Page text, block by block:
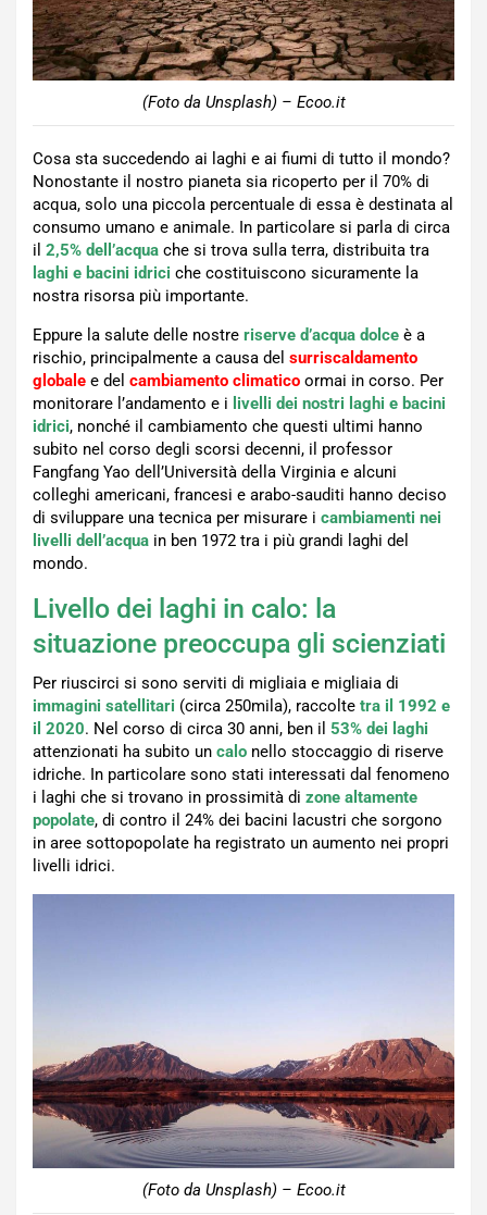
(Foto da Unsplash) – Ecoo.it
Cosa sta succedendo ai laghi e ai fiumi di tutto il mondo?
Nonostante il nostro pianeta sia ricoperto per il 70% di
acqua, solo una piccola percentuale di essa è destinata al
consumo umano e animale. In particolare si parla di circa
il 2,5% dell’acqua che si trova sulla terra, distribuita tra
laghi e bacini idrici che costituiscono sicuramente la
nostra risorsa più importante.
Eppure la salute delle nostre riserve d’acqua dolce è a
rischio, principalmente a causa del surriscaldamento
globale e del cambiamento climatico ormai in corso. Per
monitorare l’andamento e i livelli dei nostri laghi e bacini
idrici, nonché il cambiamento che questi ultimi hanno
subito nel corso degli scorsi decenni, il professor
Fangfang Yao dell’Università della Virginia e alcuni
colleghi americani, francesi e arabo-sauditi hanno deciso
di sviluppare una tecnica per misurare i cambiamenti nei
livelli dell’acqua in ben 1972 tra i più grandi laghi del
mondo.
Livello dei laghi in calo: la
situazione preoccupa gli scienziati
Per riuscirci si sono serviti di migliaia e migliaia di
immagini satellitari (circa 250mila), raccolte tra il 1992 e
il 2020. Nel corso di circa 30 anni, ben il 53% dei laghi
attenzionati ha subito un calo nello stoccaggio di riserve
idriche. In particolare sono stati interessati dal fenomeno
i laghi che si trovano in prossimità di zone altamente
popolate, di contro il 24% dei bacini lacustri che sorgono
in aree sottopopolate ha registrato un aumento nei propri
livelli idrici.
(Foto da Unsplash) – Ecoo.it